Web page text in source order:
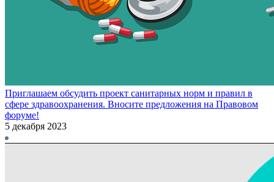
Приглашаем обсудить проект санитарных норм и правил в
сфере здравоохранения. Вносите предложения на Правовом
форуме!
5 декабря 2023